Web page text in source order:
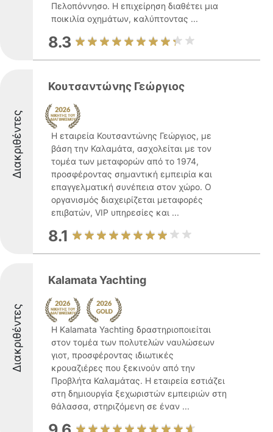
Πελοπόννησο. Η επιχείρηση διαθέτει μια
ποικιλία οχημάτων, καλύπτοντας ...
8.3
Διακριθέντες
Κουτσαντώνης Γεώργιος
Η εταιρεία Κουτσαντώνης Γεώργιος, με
βάση την Καλαμάτα, ασχολείται με τον
τομέα των μεταφορών από το 1974,
προσφέροντας σημαντική εμπειρία και
επαγγελματική συνέπεια στον χώρο. Ο
οργανισμός διαχειρίζεται μεταφορές
επιβατών, VIP υπηρεσίες και ...
8.1
Διακριθέντες
Kalamata Yachting
Η Kalamata Yachting δραστηριοποιείται
στον τομέα των πολυτελών ναυλώσεων
γιοτ, προσφέροντας ιδιωτικές
κρουαζιέρες που ξεκινούν από την
Προβλήτα Καλαμάτας. Η εταιρεία εστιάζει
στη δημιουργία ξεχωριστών εμπειριών στη
θάλασσα, στηριζόμενη σε έναν ...